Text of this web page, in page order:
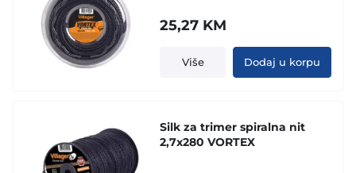
25,27 KM
Više Dodaj u korpu
Silk za trimer spiralna nit
2,7x280 VORTEX